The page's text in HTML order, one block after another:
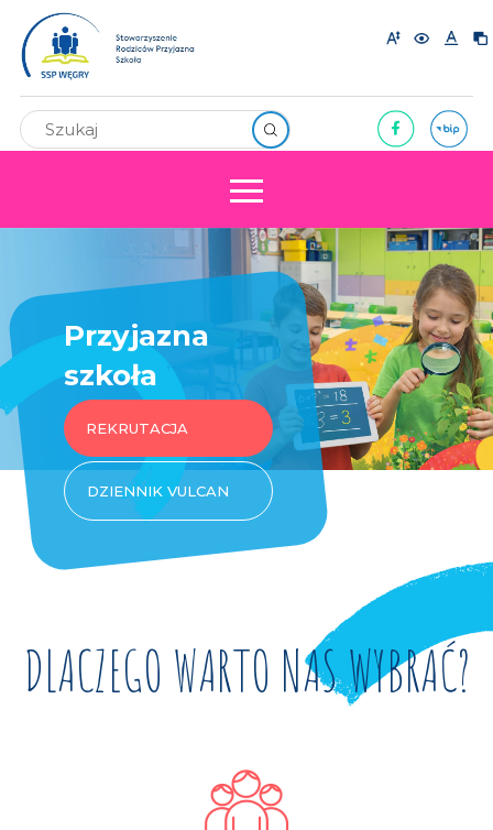
Przyjazna
szkoła
REKRUTACJA
DZIENNIK VULCAN
DLACZEGO WARTO NAS WYBRAĆ?